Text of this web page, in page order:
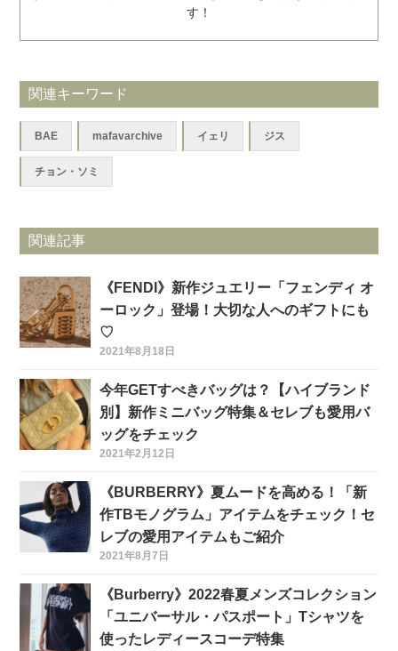
す！
関連キーワード
BAE mafavarchive イェリ ジス
チョン・ソミ
関連記事
《FENDI》新作ジュエリー「フェンディ オ
ーロック」登場！大切な人へのギフトにも
♡
2021年8月18日
今年GETすべきバッグは？【ハイブランド
別】新作ミニバッグ特集＆セレブも愛用バ
ッグをチェック
2021年2月12日
《BURBERRY》夏ムードを高める！「新
作TBモノグラム」アイテムをチェック！セ
レブの愛用アイテムもご紹介
2021年8月7日
《Burberry》2022春夏メンズコレクション
「ユニバーサル・パスポート」Tシャツを
使ったレディースコーデ特集